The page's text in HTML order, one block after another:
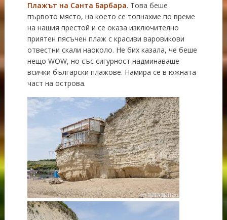
Плажът на Санта Барбара. Това беше
първото място, на което се топнахме по време
на нашия престой и се оказа изключително
приятен пясъчен плаж с красиви варовикови
отвестни скали наоколо. Не бих казала, че беше
нещо WOW, но със сигурност надминаваше
всички български плажове. Намира се в южната
част на острова.